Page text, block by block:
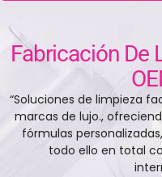
Fabricación De
“Soluciones de limpieza
marcas de lujo.,
fórmulas
todo ello en total